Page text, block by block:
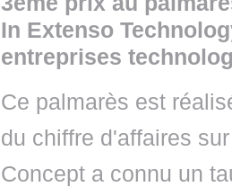
In Extenso
entreprises
Ce palmarès est
du chiffre d'affaires
Concept a connu un